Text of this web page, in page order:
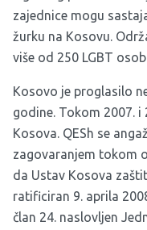
zajednice mogu
žurku na Kosovu.
više od 250 LGBT
Kosovo je proglasilo
godine. Tokom 2007. i
Kosova. QESh se
zagovaranjem tokom
da Ustav Kosova
ratificiran 9. aprila
član 24. naslovljen